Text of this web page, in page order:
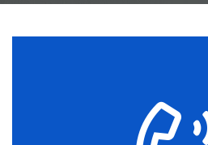
Parlez à nos